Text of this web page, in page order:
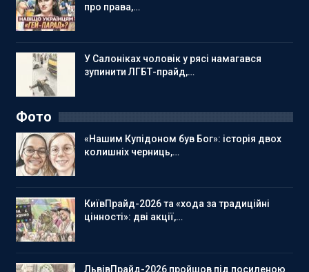
про права,…
У Салоніках чоловік у рясі намагався
зупинити ЛГБТ-прайд,…
Фото
«Нашим Купідоном був Бог»: історія двох
колишніх черниць,…
КиївПрайд-2026 та «хода за традиційні
цінності»: дві акції,…
ЛьвівПрайд-2026 пройшов під посиленою